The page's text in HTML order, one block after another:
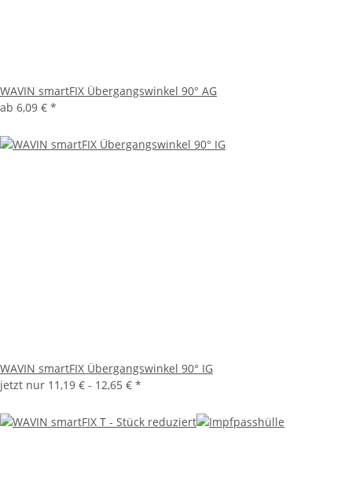
WAVIN smartFIX Übergangswinkel 90° AG
ab 6,09 € *
WAVIN smartFIX Übergangswinkel 90° IG
jetzt nur 11,19 € - 12,65 € *